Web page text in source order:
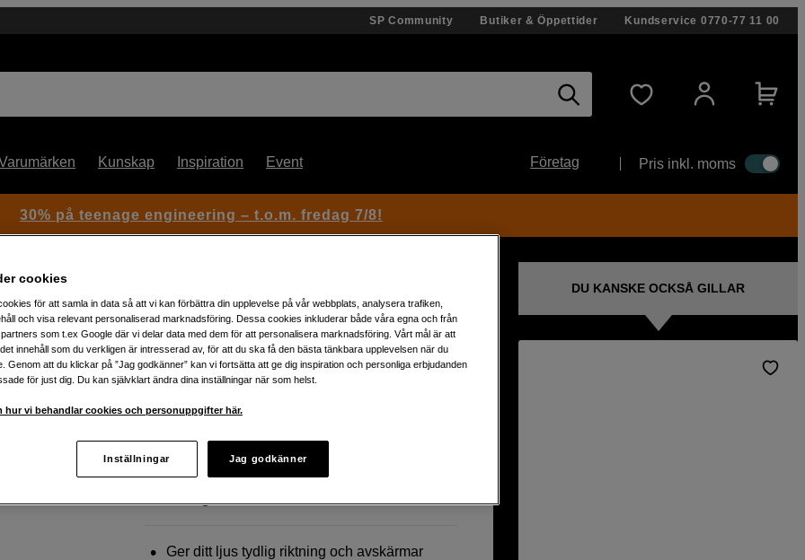
SP Community Butiker & Öppettider Kundservice 0770-77 11 00
Kunskap Inspiration Event Företag Pris inkl. moms
LD75R
Artikelnummer: 1051843
Godox HC-75 Grid for LD75R
Raster till Godox LD75R LED-panel
Webblager
Ger ditt ljus tydlig riktning och avskärmar
DU KANSKE OCKSÅ GILLAR
30% på teenage engineering – t.o.m. fredag 7/8!
cookies
för att samla in data så att vi kan förbättra din upplevelse på vår webbplats, analysera trafiken,
och visa relevant personaliserad marknadsföring. Dessa cookies inkluderar både våra egna och från
som t.ex Google där vi delar data med dem för att personalisera marknadsföring. Vårt mål är att
innehåll som du verkligen är intresserad av, för att du ska få den bästa tänkbara upplevelsen när du
Genom att du klickar på ”Jag godkänner” kan vi fortsätta att ge dig inspiration och personliga erbjudanden
för just dig. Du kan självklart ändra dina inställningar när som helst.
hur vi behandlar cookies och personuppgifter här.
Inställningar Jag godkänner